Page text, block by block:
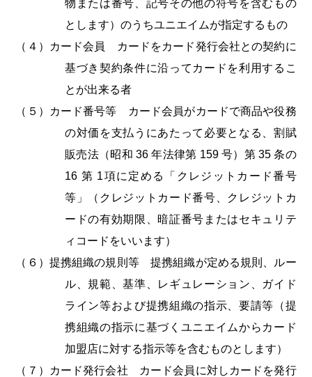
物または番号、記号その他の符号を含むもの
とします）のうちユニエイムが指定するもの
（４）カード会員 カードをカード発行会社との契約に
基づき契約条件に沿ってカードを利用するこ
とが出来る者
（５）カード番号等 カード会員がカードで商品や役務
の対価を支払うにあたって必要となる、割賦
販売法（昭和 36 年法律第 159 号）第 35 条の
16 第 1項に定める「クレジットカード番号
等」（クレジットカード番号、クレジットカ
ードの有効期限、暗証番号またはセキュリテ
ィコードをいいます）
（６）提携組織の規則等 提携組織が定める規則、ルー
ル、規範、基準、レギュレーション、ガイド
ライン等および提携組織の指示、要請等（提
携組織の指示に基づくユニエイムからカード
加盟店に対する指示等を含むものとします）
（７）カード発行会社 カード会員に対しカードを発行